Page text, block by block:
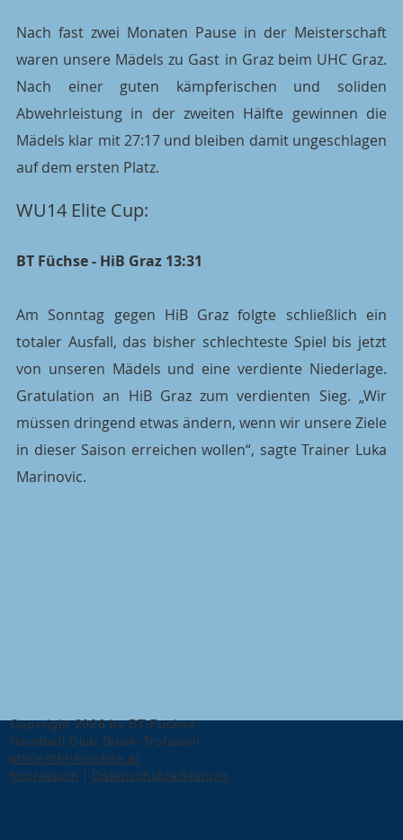
Nach fast zwei Monaten Pause in der Meisterschaft
waren unsere Mädels zu Gast in Graz beim UHC Graz.
Nach einer guten kämpferischen und soliden
Abwehrleistung in der zweiten Hälfte gewinnen die
Mädels klar mit 27:17 und bleiben damit ungeschlagen
auf dem ersten Platz.
WU14 Elite Cup:
BT Füchse - HiB Graz 13:31
Am Sonntag gegen HiB Graz folgte schließlich ein
totaler Ausfall, das bisher schlechteste Spiel bis jetzt
von unseren Mädels und eine verdiente Niederlage.
Gratulation an HiB Graz zum verdienten Sieg. „Wir
müssen dringend etwas ändern, wenn wir unsere Ziele
in dieser Saison erreichen wollen“, sagte Trainer Luka
Marinovic.
Copyright 2026 by BT-Füchse
Handball Club Bruck-Trofaiach
office@bt-fuechse.at
Impressum
Datenschutzerklärung